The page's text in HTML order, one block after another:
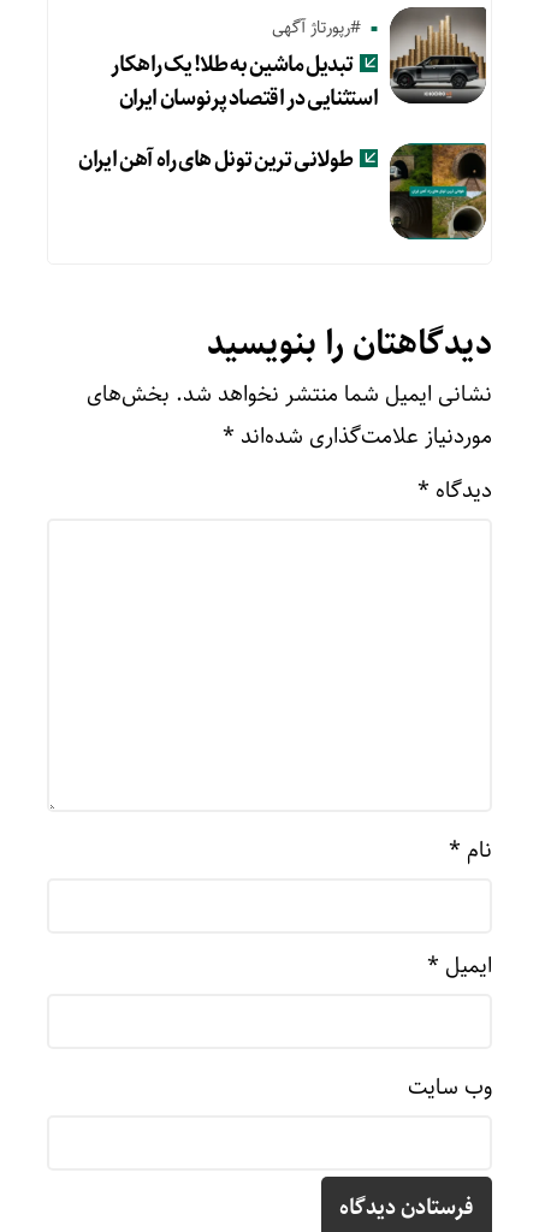
#رپورتاژ آگهی
تبدیل ماشین به طلا! یک راهکار
استثنایی در اقتصاد پرنوسان ایران
طولانی ترین تونل های راه آهن ایران
دیدگاهتان را بنویسید
نشانی ایمیل شما منتشر نخواهد شد. بخش‌های
موردنیاز علامت‌گذاری شده‌اند *
دیدگاه *
نام *
ایمیل *
وب‌ سایت